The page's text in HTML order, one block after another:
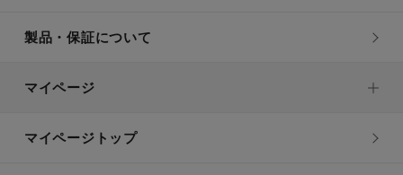
製品・保証について
マイページ
マイページトップ